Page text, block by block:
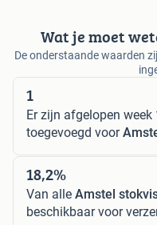
Wat je moet
De onderstaande waarden
1
Er zijn afgelopen week
toegevoegd voor
18,2%
Van alle Amstel
beschikbaar voor